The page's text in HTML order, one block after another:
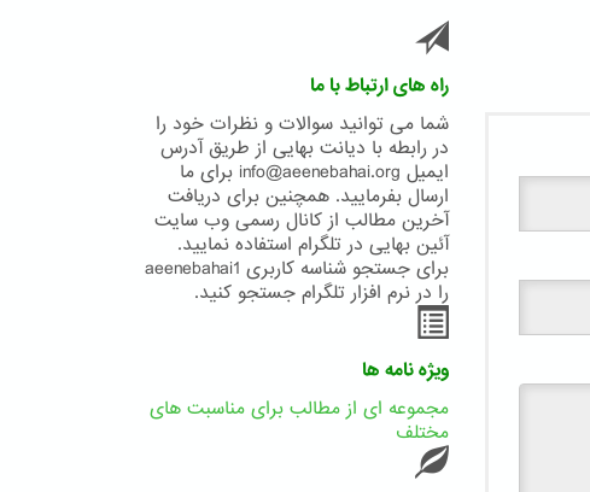
راه های ارتباط با ما
شما می توانید سوالات و نظرات خود را
در رابطه با دیانت بهایی از طریق آدرس
ایمیل info@aeenebahai.org برای ما
ارسال بفرمایید. همچنین برای دریافت
آخرین مطالب از کانال رسمی وب سایت
آئین بهایی در تلگرام استفاده نمایید.
برای جستجو شناسه کاربری aeenebahai1
را در نرم افزار تلگرام جستجو کنید.
ویژه نامه ها
مجموعه ای از مطالب برای مناسبت های
مختلف